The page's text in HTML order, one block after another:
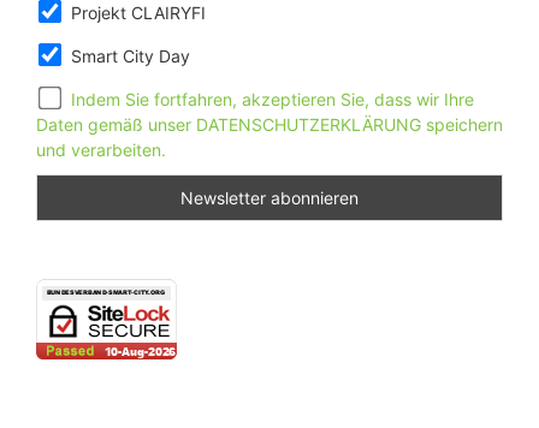
Projekt CLAIRYFI
Smart City Day
Indem Sie fortfahren, akzeptieren Sie, dass wir Ihre
Daten gemäß unser DATENSCHUTZERKLÄRUNG speichern
und verarbeiten.